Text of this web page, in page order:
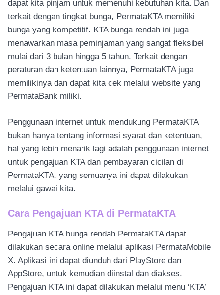
dapat kita pinjam untuk memenuhi kebutuhan kita. Dan
terkait dengan tingkat bunga, PermataKTA memiliki
bunga yang kompetitif. KTA bunga rendah ini juga
menawarkan masa peminjaman yang sangat fleksibel
mulai dari 3 bulan hingga 5 tahun. Terkait dengan
peraturan dan ketentuan lainnya, PermataKTA juga
memilikinya dan dapat kita cek melalui website yang
PermataBank miliki.
Penggunaan internet untuk mendukung PermataKTA
bukan hanya tentang informasi syarat dan ketentuan,
hal yang lebih menarik lagi adalah penggunaan internet
untuk pengajuan KTA dan pembayaran cicilan di
PermataKTA, yang semuanya ini dapat dilakukan
melalui gawai kita.
Cara Pengajuan KTA di PermataKTA
Pengajuan KTA bunga rendah PermataKTA dapat
dilakukan secara online melalui aplikasi PermataMobile
X. Aplikasi ini dapat diunduh dari PlayStore dan
AppStore, untuk kemudian diinstal dan diakses.
Pengajuan KTA ini dapat dilakukan melalui menu ‘KTA’